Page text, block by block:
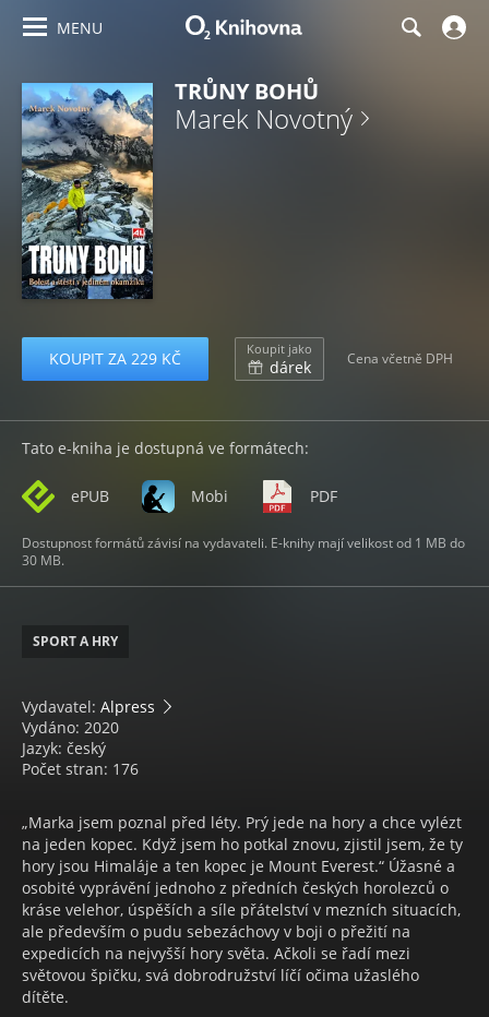
MENU
TRŮNY BOHŮ
Marek Novotný
KOUPIT ZA 229 KČ Koupit jako
dárek Cena včetně DPH
Tato e-kniha je dostupná ve formátech:
ePUB Mobi PDF
Dostupnost formátů závisí na vydavateli. E-knihy mají velikost od 1 MB do
30 MB.
SPORT A HRY
Vydavatel: Alpress
Vydáno: 2020
Jazyk: český
Počet stran: 176
„Marka jsem poznal před léty. Prý jede na hory a chce vylézt
na jeden kopec. Když jsem ho potkal znovu, zjistil jsem, že ty
hory jsou Himaláje a ten kopec je Mount Everest.“ Úžasné a
osobité vyprávění jednoho z předních českých horolezců o
kráse velehor, úspěších a síle přátelství v mezních situacích,
ale především o pudu sebezáchovy v boji o přežití na
expedicích na nejvyšší hory světa. Ačkoli se řadí mezi
světovou špičku, svá dobrodružství líčí očima užaslého
dítěte.